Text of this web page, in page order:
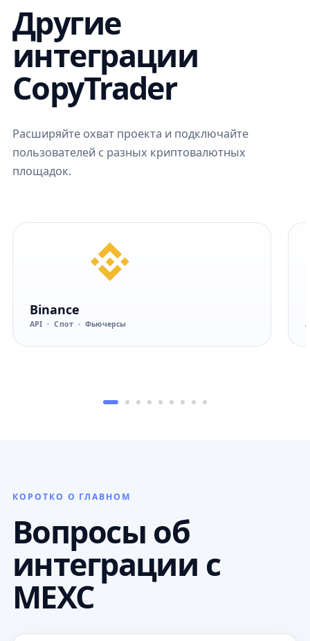
Другие
интеграции
CopyTrader
Расширяйте охват проекта и подключайте
пользователей с разных криптовалютных
площадок.
Binance
API Спот Фьючерсы
КОРОТКО О ГЛАВНОМ
Вопросы об
интеграции с
MEXC